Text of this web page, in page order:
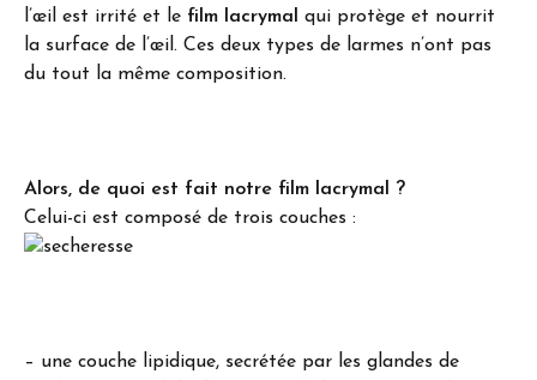
l’œil est irrité et le film lacrymal
qui protège et nourrit
la surface de l’œil. Ces deux types de larmes n’ont pas
du tout la même composition.
Alors, de quoi est fait notre film lacrymal ?
Celui-ci est composé de trois couches :
– une couche lipidique, secrétée par les glandes de